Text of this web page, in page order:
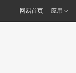
网易首页 应用